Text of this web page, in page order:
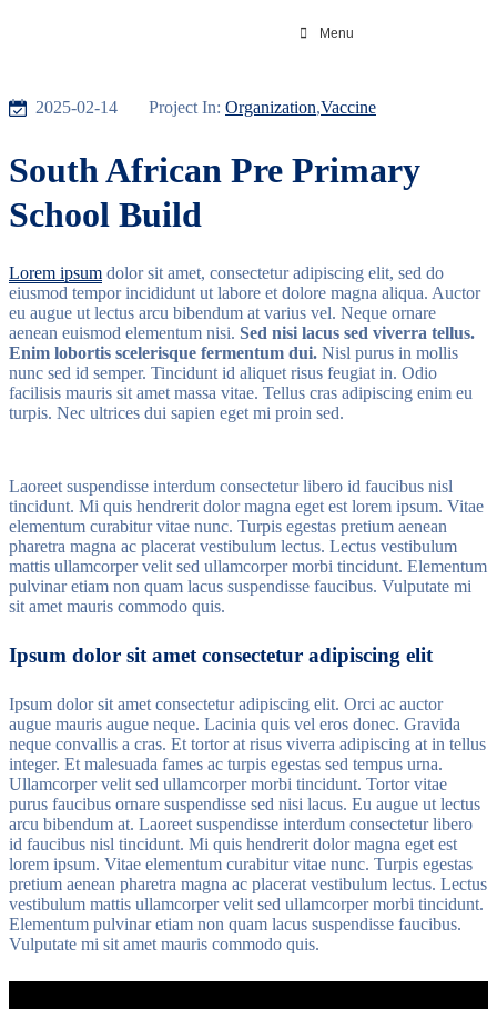
Menu
2025-02-14 Project In: Organization,Vaccine
South African Pre Primary
School Build
Lorem ipsum dolor sit amet, consectetur adipiscing elit, sed do
eiusmod tempor incididunt ut labore et dolore magna aliqua. Auctor
eu augue ut lectus arcu bibendum at varius vel. Neque ornare
aenean euismod elementum nisi. Sed nisi lacus sed viverra tellus.
Enim lobortis scelerisque fermentum dui. Nisl purus in mollis
nunc sed id semper. Tincidunt id aliquet risus feugiat in. Odio
facilisis mauris sit amet massa vitae. Tellus cras adipiscing enim eu
turpis. Nec ultrices dui sapien eget mi proin sed.
Laoreet suspendisse interdum consectetur libero id faucibus nisl
tincidunt. Mi quis hendrerit dolor magna eget est lorem ipsum. Vitae
elementum curabitur vitae nunc. Turpis egestas pretium aenean
pharetra magna ac placerat vestibulum lectus. Lectus vestibulum
mattis ullamcorper velit sed ullamcorper morbi tincidunt. Elementum
pulvinar etiam non quam lacus suspendisse faucibus. Vulputate mi
sit amet mauris commodo quis.
Ipsum dolor sit amet consectetur adipiscing elit
Ipsum dolor sit amet consectetur adipiscing elit. Orci ac auctor
augue mauris augue neque. Lacinia quis vel eros donec. Gravida
neque convallis a cras. Et tortor at risus viverra adipiscing at in tellus
integer. Et malesuada fames ac turpis egestas sed tempus urna.
Ullamcorper velit sed ullamcorper morbi tincidunt. Tortor vitae
purus faucibus ornare suspendisse sed nisi lacus. Eu augue ut lectus
arcu bibendum at. Laoreet suspendisse interdum consectetur libero
id faucibus nisl tincidunt. Mi quis hendrerit dolor magna eget est
lorem ipsum. Vitae elementum curabitur vitae nunc. Turpis egestas
pretium aenean pharetra magna ac placerat vestibulum lectus. Lectus
vestibulum mattis ullamcorper velit sed ullamcorper morbi tincidunt.
Elementum pulvinar etiam non quam lacus suspendisse faucibus.
Vulputate mi sit amet mauris commodo quis.